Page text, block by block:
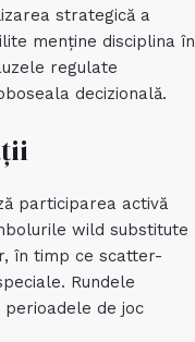
strategică a
menține disciplina în
regulate
decizională.
participarea activă
wild substitute
în timp ce scatter-
Rundele
de joc